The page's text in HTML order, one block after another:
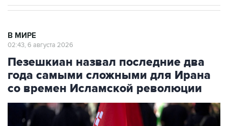
В МИРЕ
02:43, 6 августа 2026
Пезешкиан назвал последние два
года самыми сложными для Ирана
со времен Исламской революции